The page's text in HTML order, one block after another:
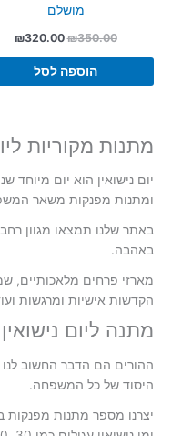
מושלם
₪350.00
המחיר
היה:
₪320.00
הוספה לסל
מתנות מקוריות
יום נישואין הוא יום מיוחד
ומתנות מפנקות משאר
באתר שלנו תמצאו מגוון
באהבה.
מארזי פרחים מלאכותיים,
הקדשות אישיות ומרגשות
מתנה ליום
ההורים הם הדבר החשוב
היסוד של כל המשפחה.
יצרנו מספר מתנות מפנקות